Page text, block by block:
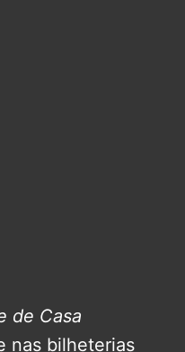
de Casa
nas bilheterias